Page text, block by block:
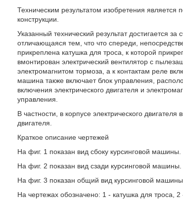
Техническим результатом изобретения
конструкции.
Указанный технический результат достигается
отличающаяся тем, что что спереди,
прикреплена катушка для троса, к которой
вмонтирован электрический вентилятор с
электромагнитом тормоза, а к контактам реле
машина также включает блок управления,
включения электрического двигателя и
управления.
В частности, в корпусе электрического
двигателя.
Краткое описание чертежей
На фиг. 1 показан вид сбоку курсинговой машины.
На фиг. 2 показан вид сзади курсинговой машины.
На фиг. 3 показан общий вид курсинговой машины.
На чертежах обозначено: 1 - катушка для троса, 2